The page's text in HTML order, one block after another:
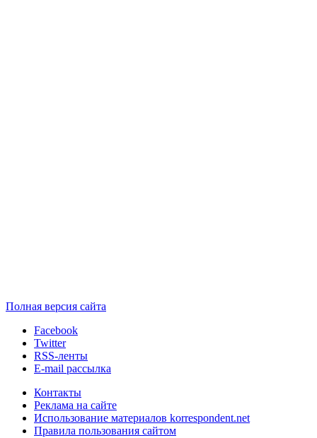
Полная версия сайта
Facebook
Twitter
RSS-ленты
E-mail рассылка
Контакты
Реклама на сайте
Использование материалов korrespondent.net
Правила пользования сайтом